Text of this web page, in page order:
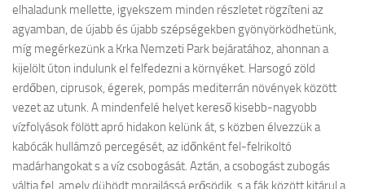
elhaladunk mellette, igyekszem minden részletet rögzíteni az
agyamban, de újabb és újabb szépségekben gyönyörködhetünk,
míg megérkezünk a Krka Nemzeti Park bejáratához, ahonnan a
kijelölt úton indulunk el felfedezni a környéket. Harsogó zöld
erdőben, ciprusok, égerek, pompás mediterrán növények között
vezet az utunk. A mindenfelé helyet kereső kisebb-nagyobb
vízfolyások fölött apró hidakon kelünk át, s közben élvezzük a
kabócák hullámzó percegését, az időnként fel-felrikoltó
madárhangokat s a víz csobogását. Aztán, a csobogást zubogás
váltja fel, amely dühödt morajlássá erősödik, s a fák között kitárul a